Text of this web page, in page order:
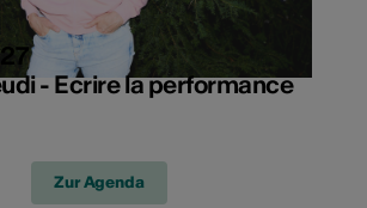
- Ecrire la performance
Zur Agenda